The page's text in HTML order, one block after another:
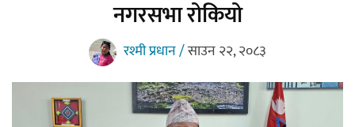
नगरसभा रोकियो
रश्मी प्रधान /साउन २२, २०८३